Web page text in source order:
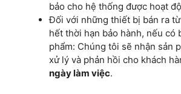
bảo cho hệ thống được hoạt
Đối với những thiết bị bán ra
hết thời hạn bảo hành, nếu có
phẩm: Chúng tôi sẽ nhận sản
xử lý và phản hồi cho khách
ngày làm việc.